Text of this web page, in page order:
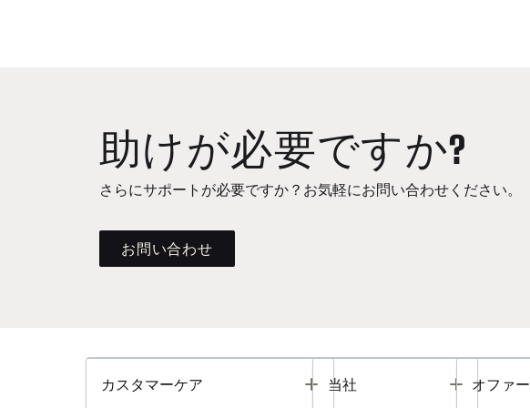
助けが必要ですか?
さらにサポートが必要ですか？お気軽にお問い合わせください。
お問い合わせ
カスタマーケア Toggle
当社 Toggle
オファー